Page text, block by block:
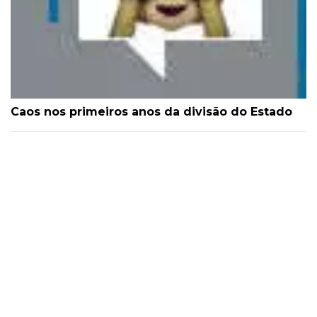
Caos nos primeiros anos da divisão do Estado